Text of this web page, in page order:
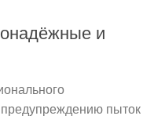
и
пыток